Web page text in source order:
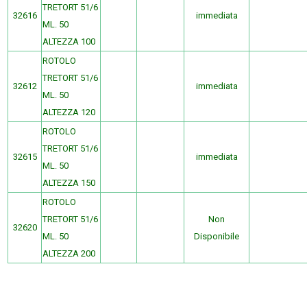
32616
TRETORT 51/6
ML. 50
ALTEZZA 100
immediata
32612
ROTOLO
TRETORT 51/6
ML. 50
ALTEZZA 120
immediata
32615
ROTOLO
TRETORT 51/6
ML. 50
ALTEZZA 150
immediata
32620
ROTOLO
TRETORT 51/6
ML. 50
ALTEZZA 200
Non
Disponibile